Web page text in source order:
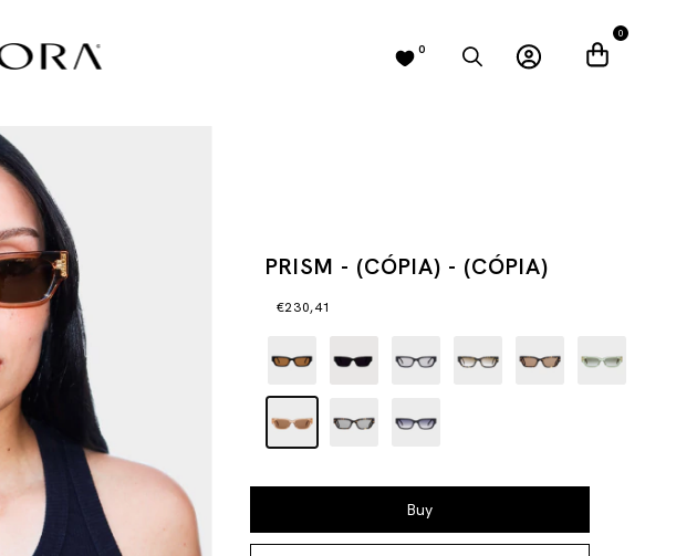
0
0
PRISM - (CÓPIA) - (CÓPIA)
€230,41